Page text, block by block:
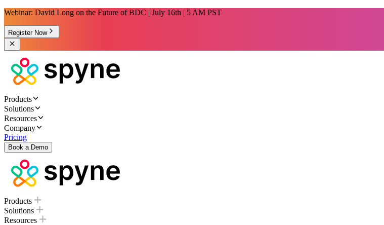
Webinar: David Long on the Future of BDC | July 16th | 5 AM PST
Register Now
Products
Solutions
Resources
Company
Pricing
Book a Demo
Products
Solutions
Resources